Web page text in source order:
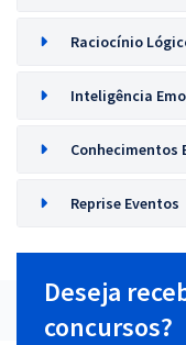
Raciocínio
Inteligência
Conhecimentos
Reprise Eventos
Deseja
concursos?